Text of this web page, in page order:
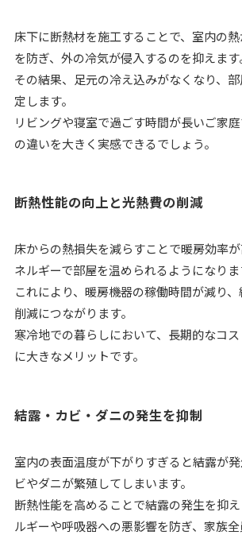
床下に断熱材を施工することで、室内の
を防ぎ、外の冷気が侵入するのを抑えます
その結果、足元の冷え込みがなくなり、
定します。
リビングや寝室で過ごす時間が長いご家
の違いを大きく実感できるでしょう。
断熱性能の向上と光熱費の削減
床からの熱損失を減らすことで暖房効率
ネルギーで部屋を温められるようになりま
これにより、暖房機器の稼働時間が減り
削減につながります。
寒冷地での暮らしにおいて、長期的なコ
に大きなメリットです。
結露・カビ・ダニの発生を抑制
室内の表面温度が下がりすぎると結露が
ビやダニが繁殖してしまいます。
断熱性能を高めることで結露の発生を抑
ルギーや呼吸器への悪影響を防ぎ、家族